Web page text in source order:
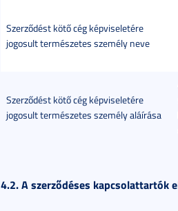
Szerződést kötő cég képviseletére
jogosult természetes személy neve
Szerződést kötő cég képviseletére
jogosult természetes személy aláírása
4.2. A szerződéses kapcsolattartók